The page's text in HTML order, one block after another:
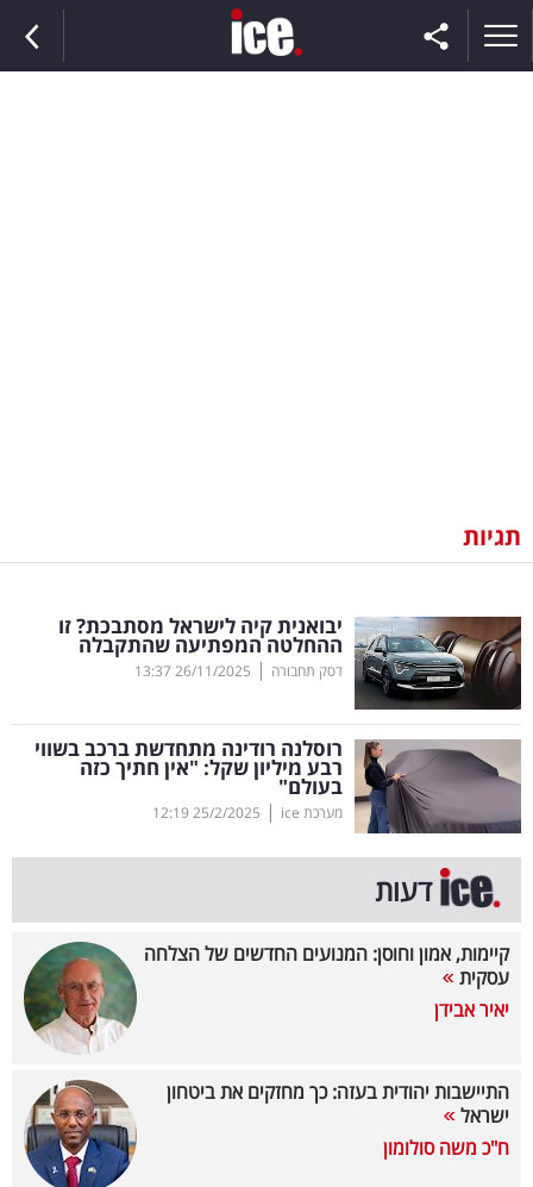
וצרכנות
דיגיטל
וטק
שיווק
ופרסום
משפט
מדדים
ומחקרים
דעות
רכילות
קריפטו
תגיות
יבואנית קיה לישראל מסתבכת? זו
ההחלטה המפתיעה שהתקבלה
דסק תחבורה |
26/11/2025
13:37
רוסלנה רודינה מתחדשת ברכב בשווי
רבע מיליון שקל: "אין חתיך כזה
בעולם"
מערכת ice |
25/2/2025
12:19
דעות
קיימות, אמון וחוסן: המנועים החדשים של הצלחה
עסקית
יאיר אבידן
התיישבות יהודית בעזה: כך מחזקים את ביטחון
ישראל
ח"כ משה סולומון